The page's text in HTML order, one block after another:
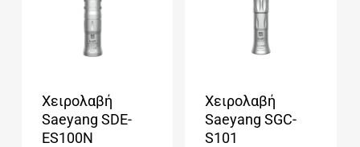
Χειρολαβή
Saeyang SDE-
ES100N
Χειρολαβή
Saeyang SGC-
S101